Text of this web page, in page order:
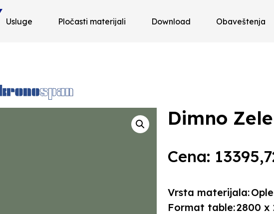
Usluge Pločasti materijali Download Obaveštenja
Dimno
Cena:
Format table:2800 x
Vrsta materijala: